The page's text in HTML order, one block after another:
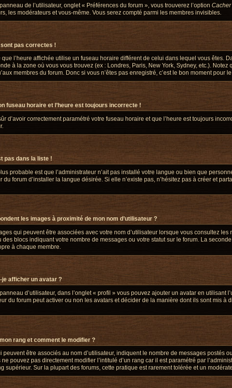
de l’utilisateur, onglet « Préférences du forum », vous trouverez l’option
les modérateurs et vous-même. Vous serez compté parmi les membres invisibles.
pas correctes !
que l’heure affichée utilise un fuseau horaire différent de celui dans lequel vous êtes.
à la zone où vous vous trouvez (ex : Londres, Paris, New York, Sydney, etc.).
membres du forum. Donc si vous n’êtes pas enregistré, c’est le bon moment pour
fuseau horaire et l’heure est toujours incorrecte !
d’avoir correctement paramétré votre fuseau horaire et que l’heure est toujours
pas dans la liste !
probable est que l’administrateur n’ait pas installé votre langue ou bien que
du forum d’installer la langue désirée. Si elle n’existe pas, n’hésitez pas à créer et
les images à proximité de mon nom d’utilisateur ?
qui peuvent être associées avec votre nom d’utilisateur lorsque vous consultez
des blocs indiquant votre nombre de messages ou votre statut sur le forum. La
à chaque membre.
je afficher un avatar ?
d’utilisateur, dans l’onglet « profil » vous pouvez ajouter un avatar en utilisant
du forum peut activer ou non les avatars et décider de la manière dont ils sont mis
rang et comment le modifier ?
peuvent être associés au nom d’utilisateur, indiquent le nombre de messages postés
pouvez pas directement modifier l’intitulé d’un rang car il est paramétré par
supérieur. Sur la plupart des forums, cette pratique est rarement tolérée et un